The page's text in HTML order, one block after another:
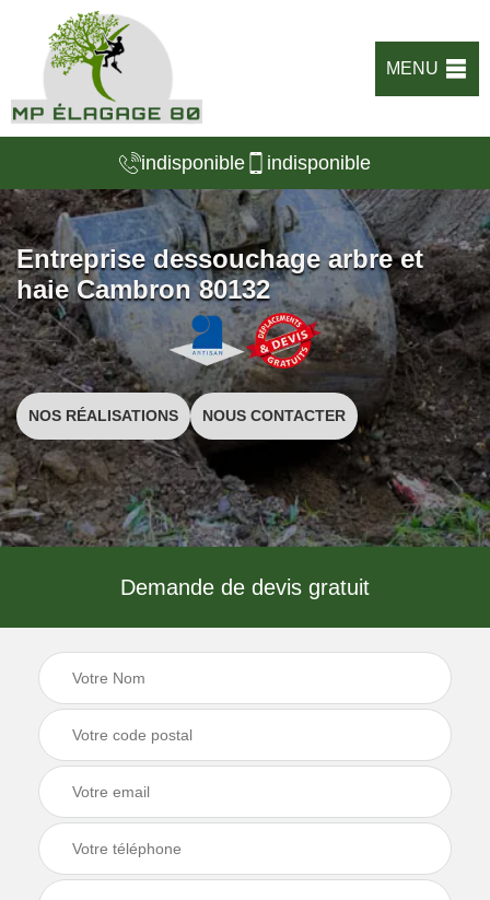
MENU
indisponible indisponible
Entreprise dessouchage arbre et
haie Cambron 80132
NOS RÉALISATIONS NOUS CONTACTER
Demande de devis gratuit